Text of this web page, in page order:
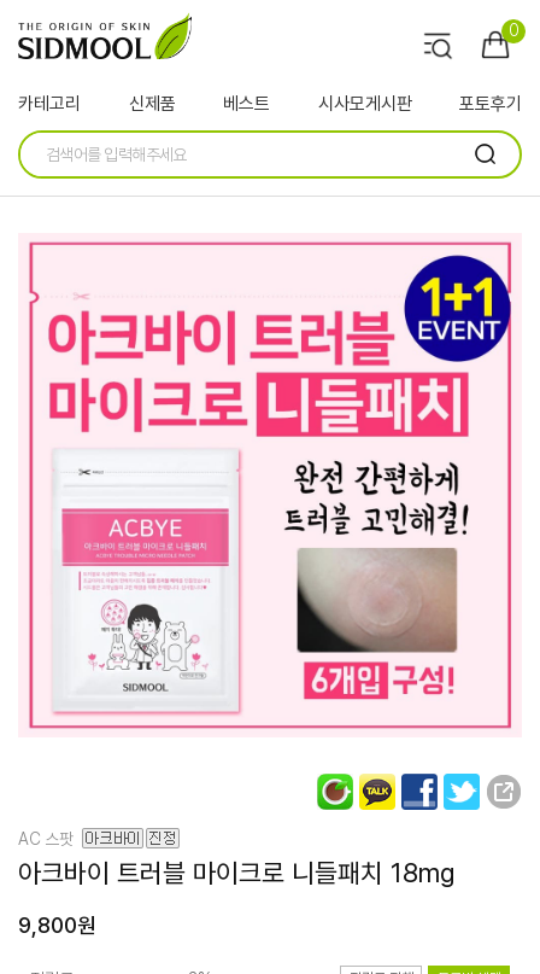
0
카테고리 신제품 베스트 시사모게시판 포토후기
AC 스팟
아크바이 트러블 마이크로 니들패치 18mg
9,800원